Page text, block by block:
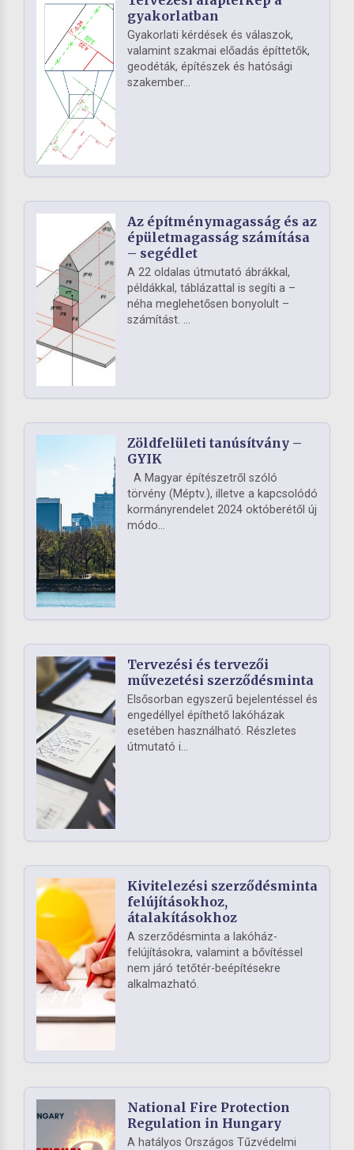
gyakorlatban
Gyakorlati kérdések és válaszok,
valamint szakmai előadás építtetők,
geodéták, építészek és hatósági
szakember...
Az építménymagasság és az
épületmagasság számítása
– segédlet
A 22 oldalas útmutató ábrákkal,
példákkal, táblázattal is segíti a –
néha meglehetősen bonyolult –
számítást. ...
Zöldfelületi tanúsítvány –
GYIK
A Magyar építészetről szóló
törvény (Méptv.), illetve a kapcsolódó
kormányrendelet 2024 októberétől új
módo...
Tervezési és tervezői
művezetési szerződésminta
Elsősorban egyszerű bejelentéssel és
engedéllyel építhető lakóházak
esetében használható. Részletes
útmutató i...
Kivitelezési szerződésminta
felújításokhoz,
átalakításokhoz
A szerződésminta a lakóház-
felújításokra, valamint a bővítéssel
nem járó tetőtér-beépítésekre
alkalmazható.
National Fire Protection
Regulation in Hungary
A hatályos Országos Tűzvédelmi